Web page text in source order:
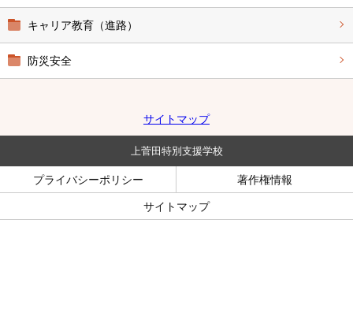
キャリア教育（進路）
防災安全
サイトマップ
上菅田特別支援学校
プライバシーポリシー 著作権情報
サイトマップ